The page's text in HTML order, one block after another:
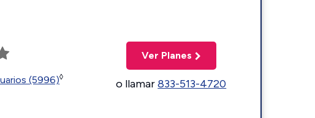
(5996)◊
Ver Planes
o llamar833-513-4720